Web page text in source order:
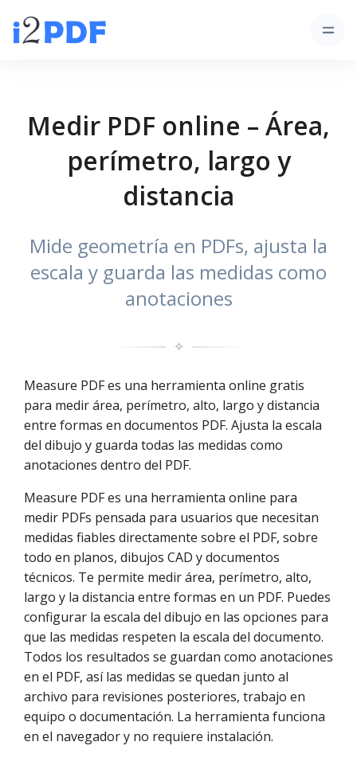
Medir PDF online – Área,
perímetro, largo y
distancia
Mide geometría en PDFs, ajusta la
escala y guarda las medidas como
anotaciones
✧
Measure PDF es una herramienta online gratis
para medir área, perímetro, alto, largo y distancia
entre formas en documentos PDF. Ajusta la escala
del dibujo y guarda todas las medidas como
anotaciones dentro del PDF.
Measure PDF es una herramienta online para
medir PDFs pensada para usuarios que necesitan
medidas fiables directamente sobre el PDF, sobre
todo en planos, dibujos CAD y documentos
técnicos. Te permite medir área, perímetro, alto,
largo y la distancia entre formas en un PDF. Puedes
configurar la escala del dibujo en las opciones para
que las medidas respeten la escala del documento.
Todos los resultados se guardan como anotaciones
en el PDF, así las medidas se quedan junto al
archivo para revisiones posteriores, trabajo en
equipo o documentación. La herramienta funciona
en el navegador y no requiere instalación.